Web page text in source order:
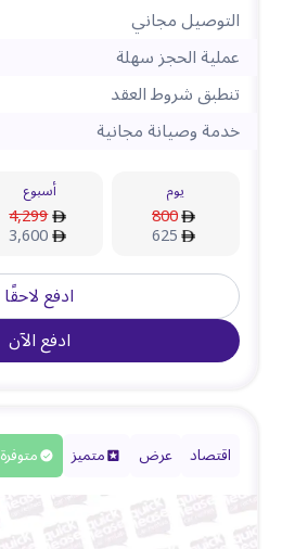
التوصيل مجاني
عملية الحجز سهلة
تنطبق شروط العقد
خدمة وصيانة مجانية
يوم
800
625
أسبوع
4,299
3,600
ادفع لاحقًا
ادفع الآن
اقتصاد عرض متميز متوفرة